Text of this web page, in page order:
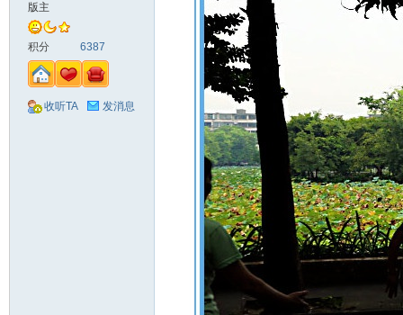
版主
积分 6387
收听TA 发消息